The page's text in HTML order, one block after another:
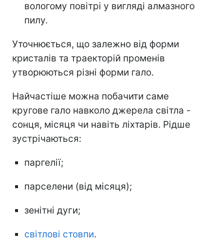
вологому повітрі у вигляді алмазного
пилу.
Уточнюється, що залежно від форми
кристалів та траекторій променів
утворюються різні форми гало.
Найчастіше можна побачити саме
кругове гало навколо джерела світла -
сонця, місяця чи навіть ліхтарів. Рідше
зустрічаються:
паргелії;
парселени (від місяця);
зенітні дуги;
світлові стовпи.